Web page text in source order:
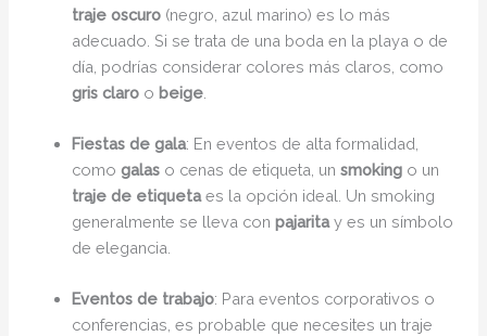
traje oscuro (negro, azul marino) es lo más
adecuado. Si se trata de una boda en la playa o de
día, podrías considerar colores más claros, como
gris claro o beige
Fiestas de gala: En eventos de alta formalidad,
comogalas o cenas de etiqueta, unsmoking o un
traje de etiquetaes la opción ideal. Un smoking
generalmente se lleva conpajaritay es un símbolo
de elegancia.
Eventos de trabajo: Para eventos corporativos o
conferencias, es probable que necesites un traje